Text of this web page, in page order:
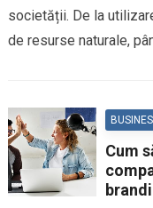
societății. De la
de resurse naturale,
Cum